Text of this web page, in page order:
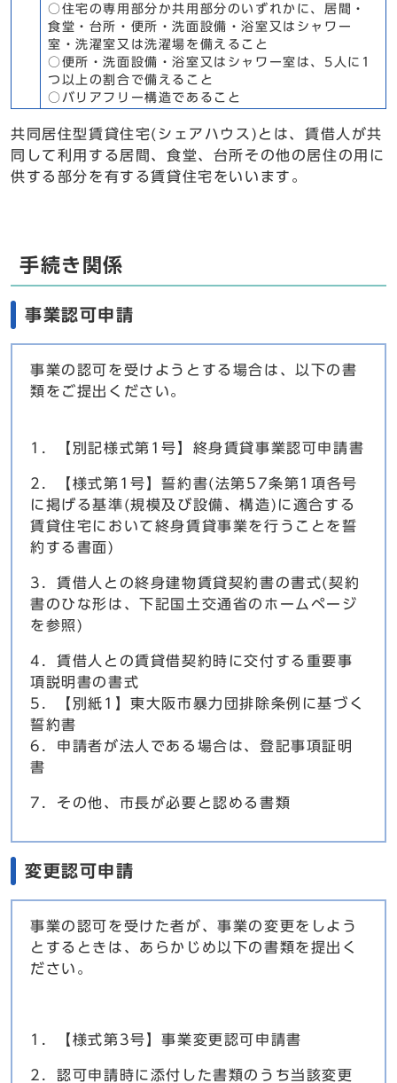
○住宅の専用部分か共用部分のいずれかに、居間・
食堂・台所・便所・洗面設備・浴室又はシャワー
室・洗濯室又は洗濯場を備えること
○便所・洗面設備・浴室又はシャワー室は、5人に1
つ以上の割合で備えること
○バリアフリー構造であること
共同居住型賃貸住宅(シェアハウス)とは、賃借人が共
同して利用する居間、食堂、台所その他の居住の用に
供する部分を有する賃貸住宅をいいます。
手続き関係
事業認可申請
事業の認可を受けようとする場合は、以下の書
類をご提出ください。
1．【別記様式第1号】終身賃貸事業認可申請書
2．【様式第1号】誓約書(法第57条第1項各号
に掲げる基準(規模及び設備、構造)に適合する
賃貸住宅において終身賃貸事業を行うことを誓
約する書面)
3．賃借人との終身建物賃貸契約書の書式(契約
書のひな形は、下記国土交通省のホームページ
を参照)
4．賃借人との賃貸借契約時に交付する重要事
項説明書の書式
5．【別紙1】東大阪市暴力団排除条例に基づく
誓約書
6．申請者が法人である場合は、登記事項証明
書
7．その他、市長が必要と認める書類
変更認可申請
事業の認可を受けた者が、事業の変更をしよう
とするときは、あらかじめ以下の書類を提出く
ださい。
1．【様式第3号】事業変更認可申請書
2．認可申請時に添付した書類のうち当該変更